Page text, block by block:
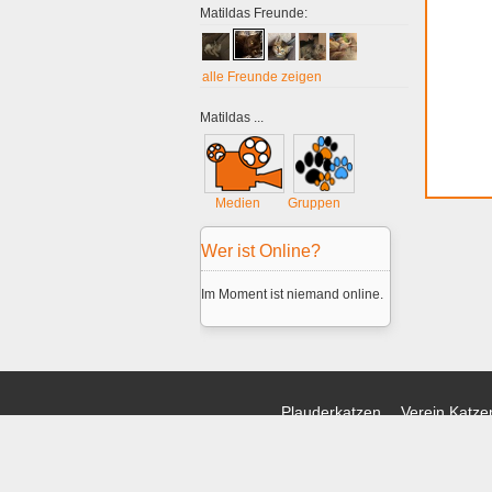
Matildas Freunde:
alle Freunde zeigen
Matildas ...
Medien Gruppen
Wer ist Online?
Im Moment ist niemand online.
Plauderkatzen Verein